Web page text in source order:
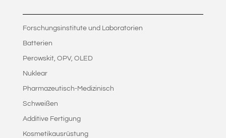
Forschungsinstitute und Laboratorien
Batterien
Perowskit, OPV, OLED
Nuklear
Pharmazeutisch-Medizinisch
Schweißen
Additive Fertigung
Kosmetikausrüstung